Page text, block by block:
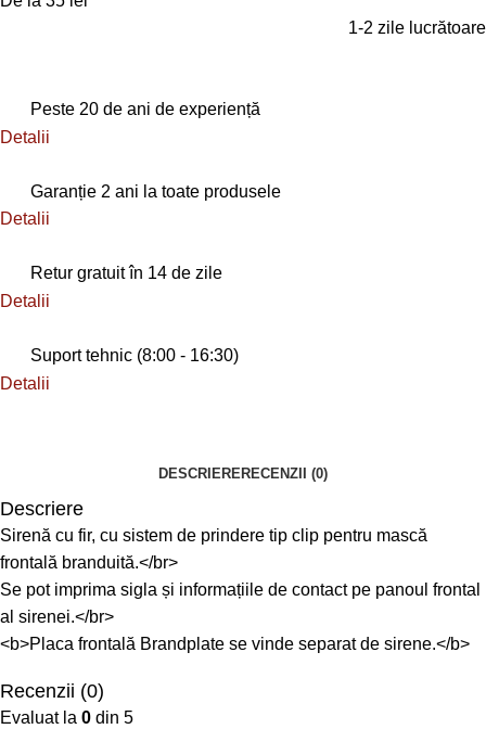
1-2 zile lucrătoare
Peste 20 de ani de experiență
Detalii
Garanție 2 ani la toate produsele
Detalii
Retur gratuit în 14 de zile
Detalii
Suport tehnic (8:00 - 16:30)
Detalii
DESCRIERERECENZII (0)
Descriere
Sirenă cu fir, cu sistem de prindere tip clip pentru mască
frontală branduită.</br>
Se pot imprima sigla și informațiile de contact pe panoul frontal
al sirenei.</br>
<b>Placa frontală Brandplate se vinde separat de sirene.</b>
Recenzii (0)
Evaluat la 0 din 5